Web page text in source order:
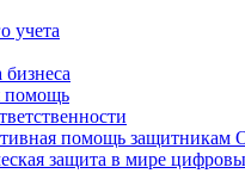
учета
помощь
помощь защитникам
защита в мире